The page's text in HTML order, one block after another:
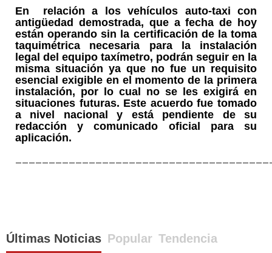
En relación a los vehículos auto-taxi con
antigüedad demostrada, que a fecha de hoy
están operando sin la certificación de la toma
taquimétrica necesaria para la instalación
legal del equipo taxímetro, podrán seguir en la
misma situación ya que no fue un requisito
esencial exigible en el momento de la primera
instalación, por lo cual no se les exigirá en
situaciones futuras. Este acuerdo fue tomado
a nivel nacional y está pendiente de su
redacción y comunicado oficial para su
aplicación.
Últimas Noticias Popular Tendencia